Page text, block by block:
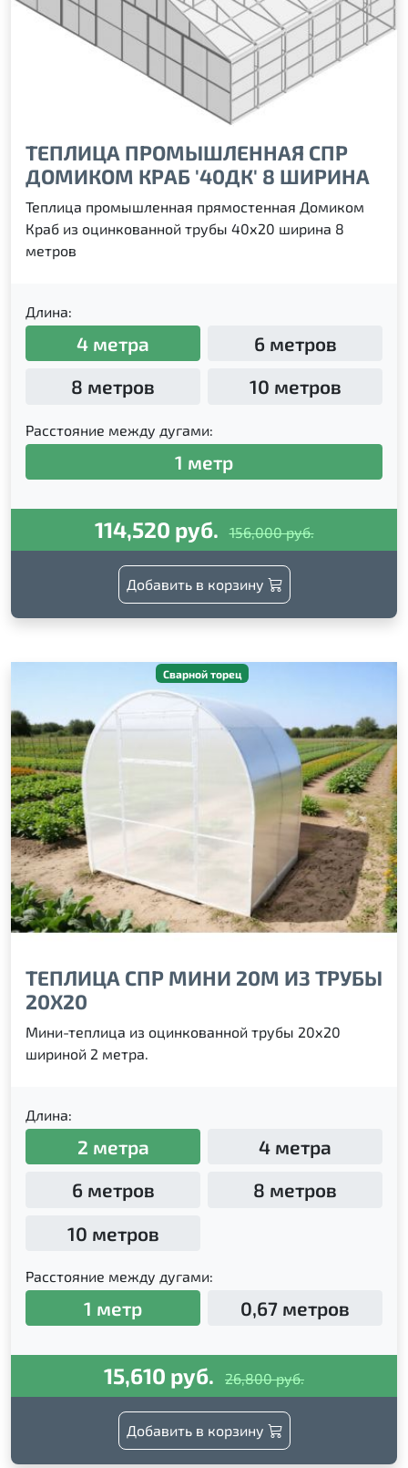
ТЕПЛИЦА ПРОМЫШЛЕННАЯ СПР
ДОМИКОМ КРАБ '40ДК' 8 ШИРИНА
Теплица промышленная прямостенная Домиком
Краб из оцинкованной трубы 40х20 ширина 8
метров
Длина:
4 метра
6 метров
8 метров
10 метров
Расстояние между дугами:
1 метр
114,520 руб. 156,000 руб.
Добавить в корзину
Сварной торец
ТЕПЛИЦА СПР МИНИ 20М ИЗ ТРУБЫ
20Х20
Мини-теплица из оцинкованной трубы 20х20
шириной 2 метра.
Длина:
2 метра
4 метра
6 метров
8 метров
10 метров
Расстояние между дугами:
1 метр 0,67 метров
15,610 руб. 26,800 руб.
Добавить в корзину